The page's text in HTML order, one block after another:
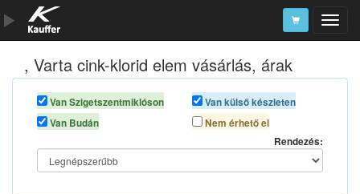
Szerszámkatalógus
Kosár
Alkatrészek
, Varta cink-klorid elem vásárlás, árak
Van Szigetszentmiklóson
Van Budán
Van külső készleten
Nem érhető el
Rendezés: